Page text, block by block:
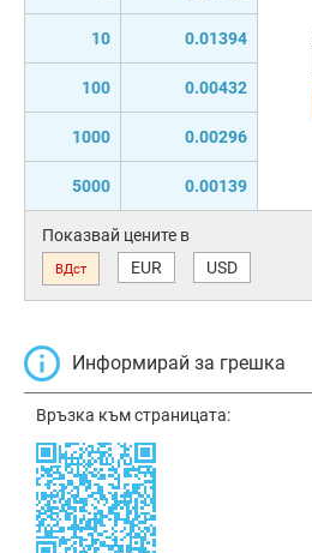
10 0.01394
100 0.00432
1000 0.00296
5000 0.00139
Показвай цените в
ВДст EUR USD
Информирай за грешка
Връзка към страницата: